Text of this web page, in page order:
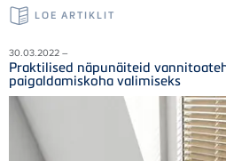
LOE ARTIKLIT
30.03.2022 –
Praktilised näpunäiteid
paigaldamiskoha valimiseks